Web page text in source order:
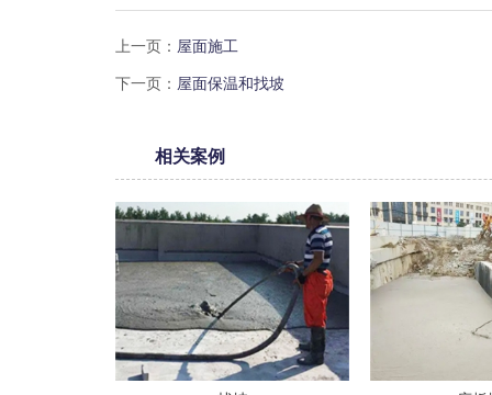
上一页： 屋面施工
下一页： 屋面保温和找坡
相关案例